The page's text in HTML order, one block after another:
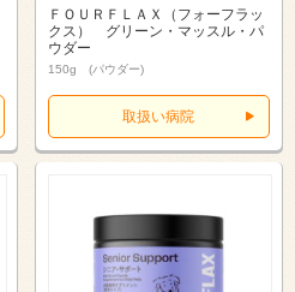
ＦＯＵＲＦＬＡＸ（フォーフラッ
クス） グリーン・マッスル・パ
ウダー
150g (パウダー)
取扱い病院